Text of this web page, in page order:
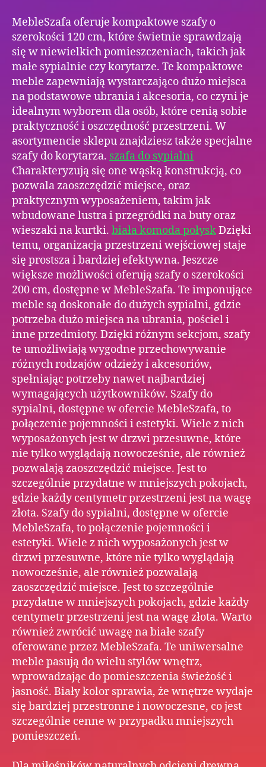
MebleSzafa oferuje kompaktowe szafy o
szerokości 120 cm, które świetnie sprawdzają
się w niewielkich pomieszczeniach, takich jak
małe sypialnie czy korytarze. Te kompaktowe
meble zapewniają wystarczająco dużo miejsca
na podstawowe ubrania i akcesoria, co czyni je
idealnym wyborem dla osób, które cenią sobie
praktyczność i oszczędność przestrzeni. W
asortymencie sklepu znajdziesz także specjalne
szafy do korytarza. szafa do sypialni
Charakteryzują się one wąską konstrukcją, co
pozwala zaoszczędzić miejsce, oraz
praktycznym wyposażeniem, takim jak
wbudowane lustra i przegródki na buty oraz
wieszaki na kurtki. biała komoda połyskDzięki
temu, organizacja przestrzeni wejściowej staje
się prostsza i bardziej efektywna. Jeszcze
większe możliwości oferują szafy o szerokości
200 cm, dostępne w MebleSzafa. Te imponujące
meble są doskonałe do dużych sypialni, gdzie
potrzeba dużo miejsca na ubrania, pościel i
inne przedmioty. Dzięki różnym sekcjom, szafy
te umożliwiają wygodne przechowywanie
różnych rodzajów odzieży i akcesoriów,
spełniając potrzeby nawet najbardziej
wymagających użytkowników. Szafy do
sypialni, dostępne w ofercie MebleSzafa, to
połączenie pojemności i estetyki. Wiele z nich
wyposażonych jest w drzwi przesuwne, które
nie tylko wyglądają nowocześnie, ale również
pozwalają zaoszczędzić miejsce. Jest to
szczególnie przydatne w mniejszych pokojach,
gdzie każdy centymetr przestrzeni jest na wagę
złota. Szafy do sypialni, dostępne w ofercie
MebleSzafa, to połączenie pojemności i
estetyki. Wiele z nich wyposażonych jest w
drzwi przesuwne, które nie tylko wyglądają
nowocześnie, ale również pozwalają
zaoszczędzić miejsce. Jest to szczególnie
przydatne w mniejszych pokojach, gdzie każdy
centymetr przestrzeni jest na wagę złota. Warto
również zwrócić uwagę na białe szafy
oferowane przez MebleSzafa. Te uniwersalne
meble pasują do wielu stylów wnętrz,
wprowadzając do pomieszczenia świeżość i
jasność. Biały kolor sprawia, że wnętrze wydaje
się bardziej przestronne i nowoczesne, co jest
szczególnie cenne w przypadku mniejszych
pomieszczeń.